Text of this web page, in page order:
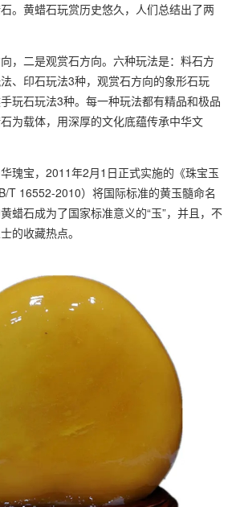
。黄蜡石玩赏历史悠久，人们总结出了两
，二是观赏石方向。六种玩法是：料石方
、印石玩法3种，观赏石方向的象形石玩
玩石玩法3种。每一种玩法都有精品和极品
为载体，用深厚的文化底蕴传承中华文
瑰宝，2011年2月1日正式实施的《珠宝玉
T 16552-2010）将国际标准的黄玉髓命名
蜡石成为了国家标准意义的“玉”，并且，不
的收藏热点。